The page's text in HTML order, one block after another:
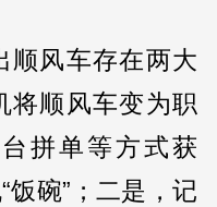
顺风车存在两大
将顺风车变为职
拼单等方式获
饭碗”；二是，记